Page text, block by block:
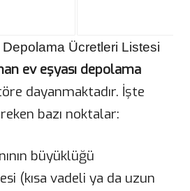
Ücretleri Listesi
ev eşyası depolama
dayanmaktadır. İşte
bazı noktalar:
büyüklüğü
(kısa vadeli ya da uzun